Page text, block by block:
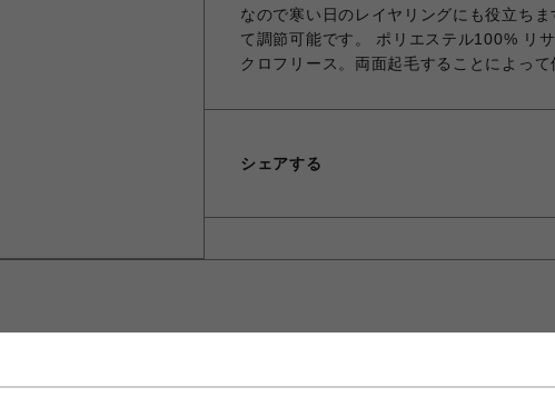
なので寒い日のレイヤリングにも役立ち
て調節可能です。 ポリエステル100% リ
クロフリース。両面起毛することによっ
シェアする
池袋PARCO